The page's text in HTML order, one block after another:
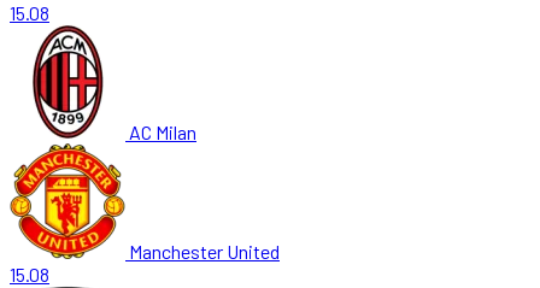
15.08
AC Milan
Manchester United
15.08